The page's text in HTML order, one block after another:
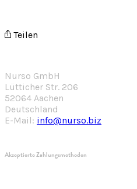
Teilen
Nurso GmbH
Lütticher Str. 206
52064 Aachen
Deutschland
E-Mail: info@nurso.biz
Akzeptierte Zahlungsmethoden